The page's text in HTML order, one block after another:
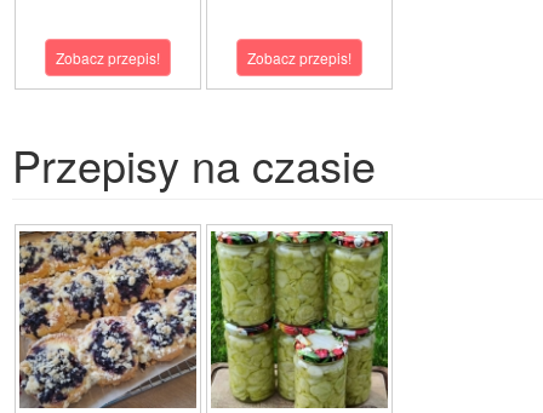
Zobacz przepis! Zobacz przepis!
Przepisy na czasie